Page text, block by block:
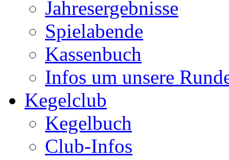
Jahresergebnisse
Spielabende
Kassenbuch
Infos um unsere
Kegelclub
Kegelbuch
Club-Infos